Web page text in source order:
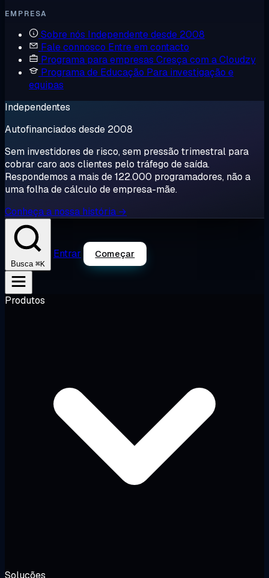
EMPRESA
Sobre nós Independente desde 2008
Fale connosco Entre em contacto
Programa para empresas Cresça com a Cloudzy
Programa de Educação Para investigação e
equipas
Independentes
Autofinanciados desde 2008
Sem investidores de risco, sem pressão trimestral para
cobrar caro aos clientes pelo tráfego de saída.
Respondemos a mais de 122.000 programadores, não a
uma folha de cálculo de empresa-mãe.
Conheça a nossa história →
Busca ⌘K
Entrar Começar
Produtos
Soluções